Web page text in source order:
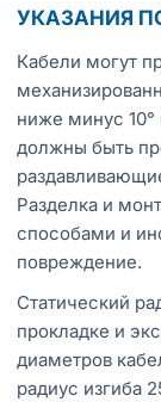
УКАЗАНИЯ
Кабели могут
ниже минус
должны быть
Разделка и
способами и
повреждение.
Статический
прокладке и
диаметров
радиус изгиба